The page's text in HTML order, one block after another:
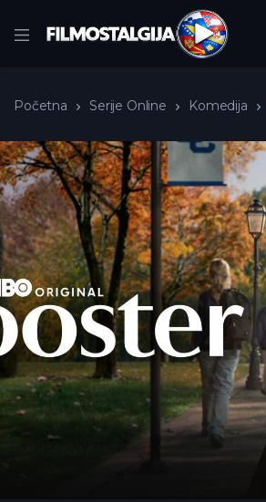
Početna Serije Online Komedija